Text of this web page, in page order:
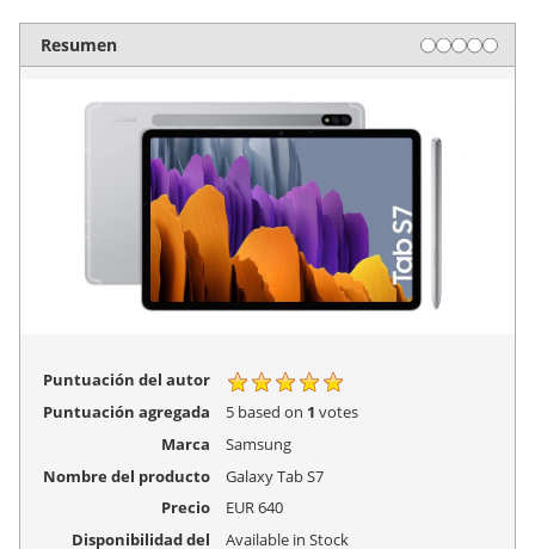
Resumen
Puntuación del autor
Puntuación agregada
5 based on 1 votes
Marca
Samsung
Nombre del producto
Galaxy Tab S7
Precio
EUR640
Disponibilidad del
Available in Stock